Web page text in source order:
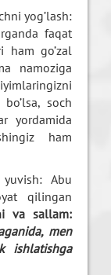
yog’lash:
faqat
ham go’zal
namoziga
soch
yordamida
ham
Abu
qilingan
va sallam:
men
ishlatishga